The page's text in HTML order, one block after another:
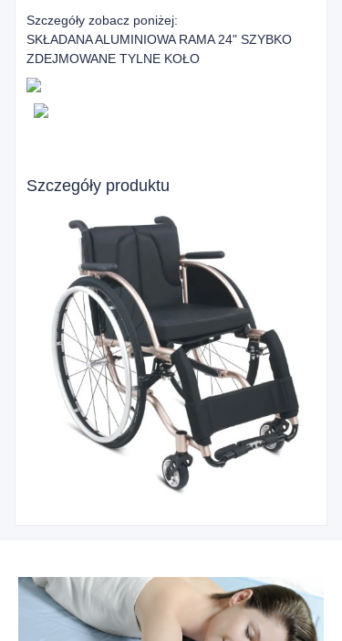
Szczegóły zobacz poniżej:
SKŁADANA ALUMINIOWA RAMA 24" SZYBKO
ZDEJMOWANE TYLNE KOŁO
Szczegóły produktu